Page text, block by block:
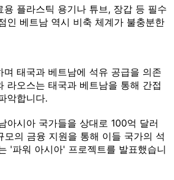
용 플라스틱 용기나 튜브, 장갑 등 필수
인 베트남 역시 비축 체계가 불충분한
며 태국과 베트남에 석유 공급을 의존
라오스는 태국과 베트남을 통해 간접
악합니다.
아시아 국가들을 상대로 100억 달러
의 금융 지원을 통해 이들 국가의 석
'파워 아시아' 프로젝트를 발표했습니